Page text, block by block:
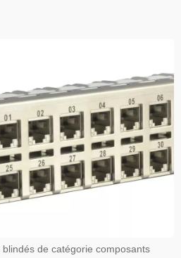
de catégorie composants